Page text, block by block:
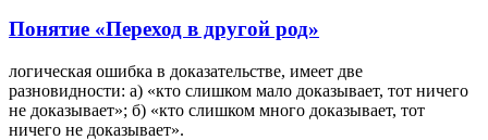
Понятие «Переход в другой род»
логическая ошибка в доказательстве, имеет две
разновидности: а) «кто слишком мало доказывает, тот ничего
не доказывает»; б) «кто слишком много доказывает, тот
ничего не доказывает».